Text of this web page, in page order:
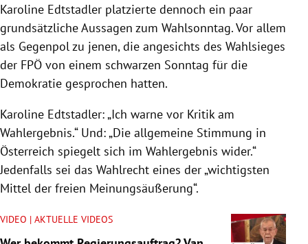
Karoline Edtstadler platzierte dennoch ein paar
grundsätzliche Aussagen zum Wahlsonntag. Vor allem
als Gegenpol zu jenen, die angesichts des Wahlsieges
der FPÖ von einem schwarzen Sonntag für die
Demokratie gesprochen hatten.
Karoline Edtstadler: „Ich warne vor Kritik am
Wahlergebnis.“ Und: „Die allgemeine Stimmung in
Österreich spiegelt sich im Wahlergebnis wider.“
Jedenfalls sei das Wahlrecht eines der „wichtigsten
Mittel der freien Meinungsäußerung“.
VIDEO | AKTUELLE VIDEOS